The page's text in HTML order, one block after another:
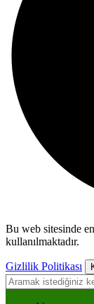
Bu web sitesinde
kullanılmaktadır.
Gizlilik Politikası